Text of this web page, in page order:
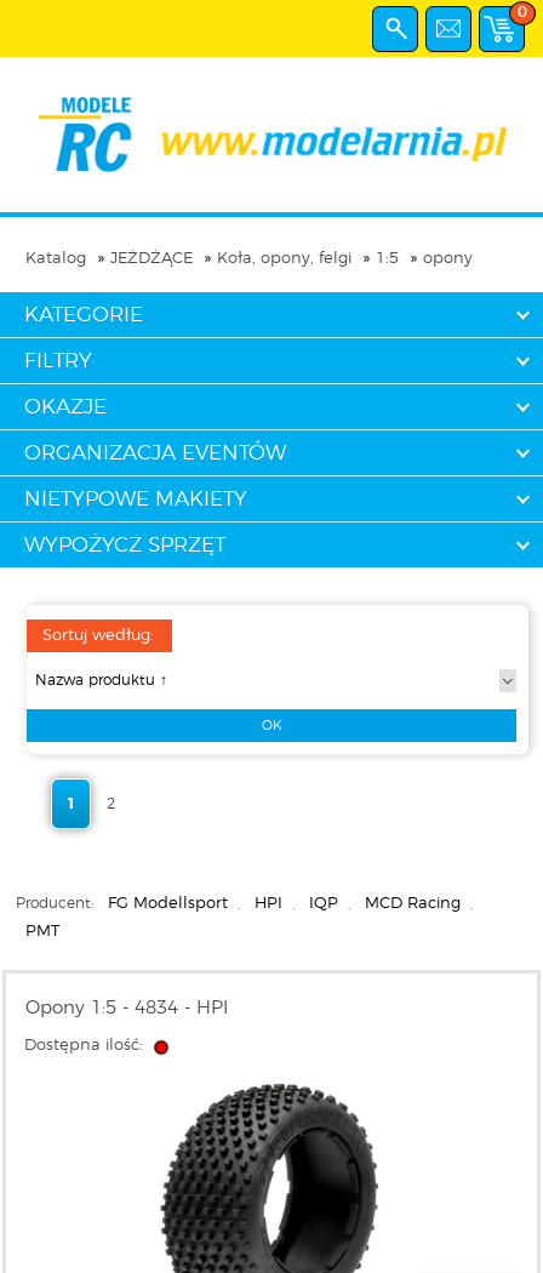
0
Katalog JEŻDŻĄCE Koła, opony, felgi 1:5 opony
KATEGORIE
FILTRY
OKAZJE
ORGANIZACJA EVENTÓW
NIETYPOWE MAKIETY
WYPOŻYCZ SPRZĘT
Sortuj według:
1 2
Producent: FG Modellsport HPI IQP MCD Racing
PMT
Opony 1:5 - 4834 - HPI
Dostępna ilość: